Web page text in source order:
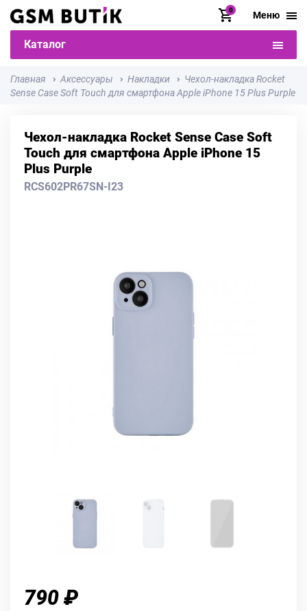
0 Меню
Каталог
Главная Аксессуары Накладки
Чехол-накладка Rocket
Sense Case Soft Touch для смартфона Apple iPhone 15 Plus Purple
Чехол-накладка Rocket Sense Case Soft
Touch для смартфона Apple iPhone 15
Plus Purple
RCS602PR67SN-I23
790 ₽